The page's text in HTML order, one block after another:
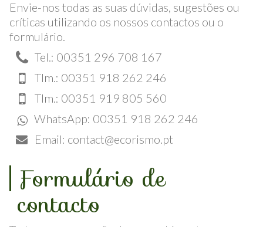
Envie-nos todas as suas dúvidas, sugestões ou
críticas utilizando os nossos contactos ou o
formulário.
Tel.: 00351 296 708 167
Tlm.: 00351 918 262 246
Tlm.: 00351 919 805 560
WhatsApp: 00351 918 262 246
Email: contact@ecorismo.pt
Formulário de
contacto